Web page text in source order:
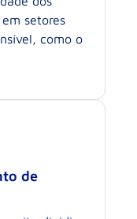
setores
como o
de